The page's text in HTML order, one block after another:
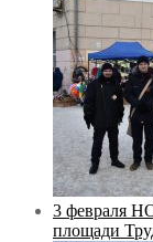
3 февраля
площади